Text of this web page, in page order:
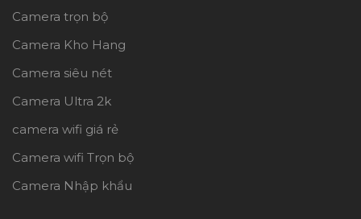
Camera trọn bộ
Camera Kho Hang
Camera siêu nét
Camera Ultra 2k
camera wifi giá rẻ
Camera wifi Trọn bộ
Camera Nhập khẩu